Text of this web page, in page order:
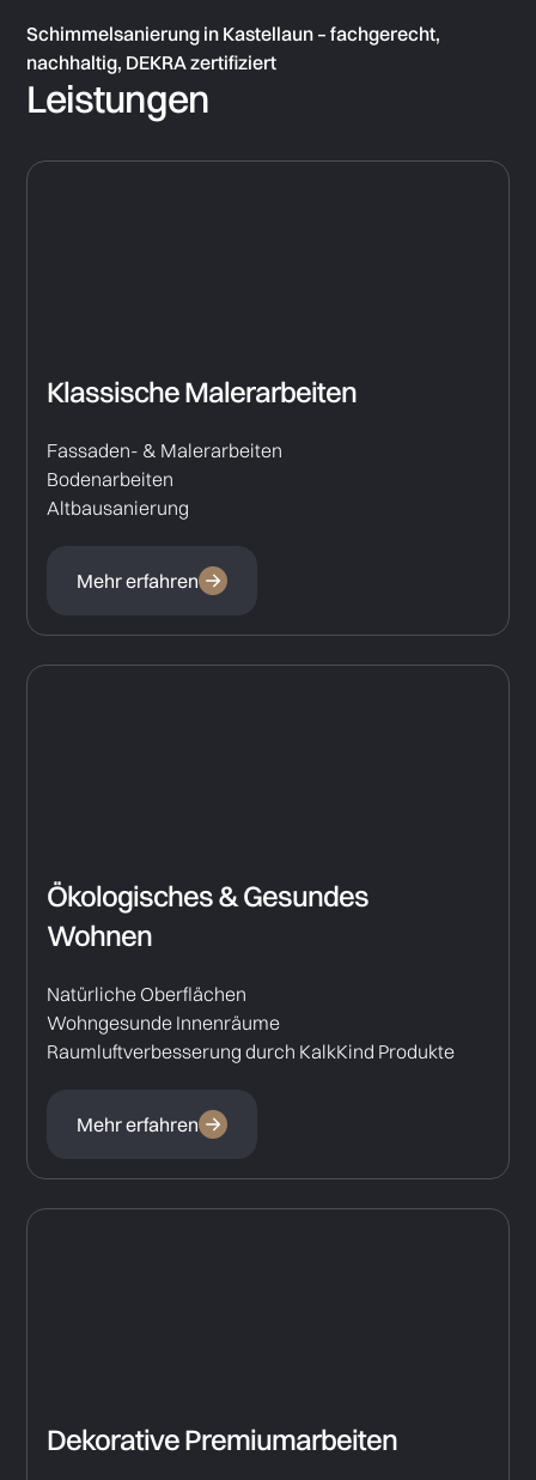
Schimmelsanierung in Kastellaun – fachgerecht,
nachhaltig, DEKRA zertifiziert
Leistungen
Klassische Malerarbeiten
Fassaden- & Malerarbeiten
Bodenarbeiten
Altbausanierung
Mehr erfahren
Ökologisches & Gesundes
Wohnen
Natürliche Oberflächen
Wohngesunde Innenräume
Raumluftverbesserung durch KalkKind Produkte
Mehr erfahren
Dekorative Premiumarbeiten